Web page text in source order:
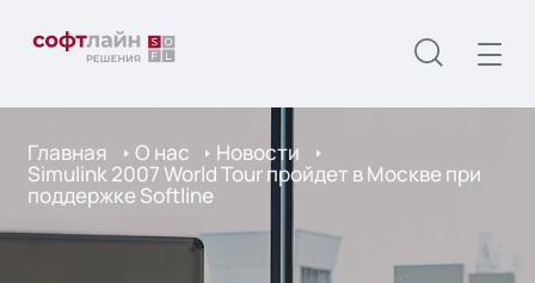
Главная О нас Новости
Simulink 2007 World Tour пройдет в Москве при
поддержке Softline